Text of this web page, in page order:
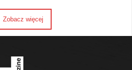
Zobacz więcej